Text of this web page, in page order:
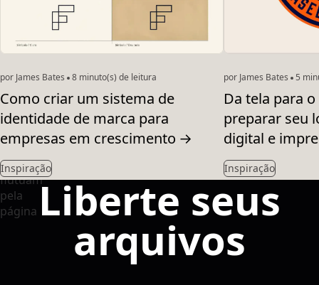
por James Bates 8 minuto(s) de leitura
Como criar um sistema de
identidade de marca para
empresas em crescimento →
Inspiração
por James Bates 5
Da tela para
preparar seu
digital e
Inspiração
Liberte seus
arquivos